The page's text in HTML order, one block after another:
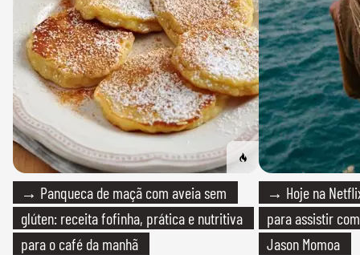
→ Panqueca de maçã com aveia sem
glúten: receita fofinha, prática e nutritiva
para o café da manhã
→ Hoje na
para assistir
Jason Momoa